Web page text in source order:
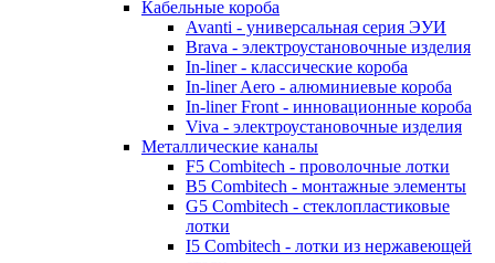
Кабельные короба
Avanti - универсальная серия ЭУИ
Brava - электроустановочные изделия
In-liner - классические короба
In-liner Aero - алюминиевые короба
In-liner Front - инновационные короба
Viva - электроустановочные изделия
Металлические каналы
F5 Combitech - проволочные лотки
B5 Combitech - монтажные элементы
G5 Combitech - стеклопластиковые
лотки
I5 Combitech - лотки из нержавеющей